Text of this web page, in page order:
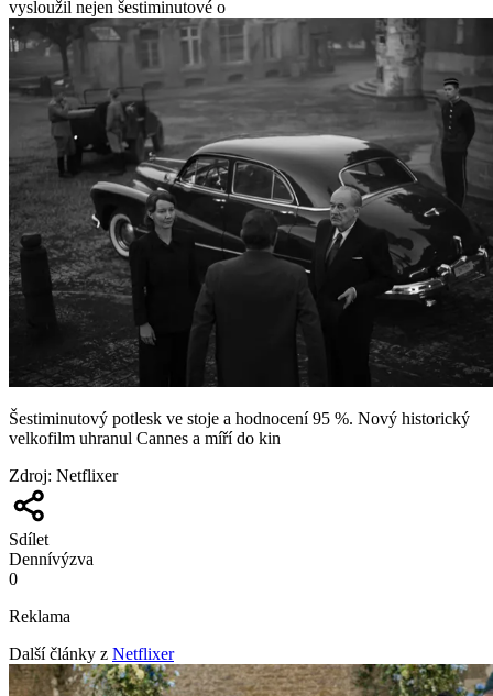
vysloužil nejen šestiminutové o
Šestiminutový potlesk ve stoje a hodnocení 95 %. Nový historický
velkofilm uhranul Cannes a míří do kin
Zdroj: Netflixer
Sdílet
Dennívýzva
0
Reklama
Další články z Netflixer